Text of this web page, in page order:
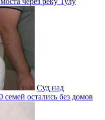
Суд над
остались без домов